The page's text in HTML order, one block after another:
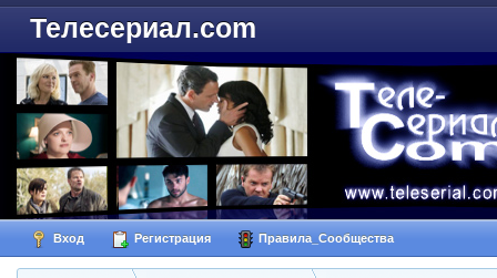
Телесериал.com
Вход Регистрация Правила_Сообщества